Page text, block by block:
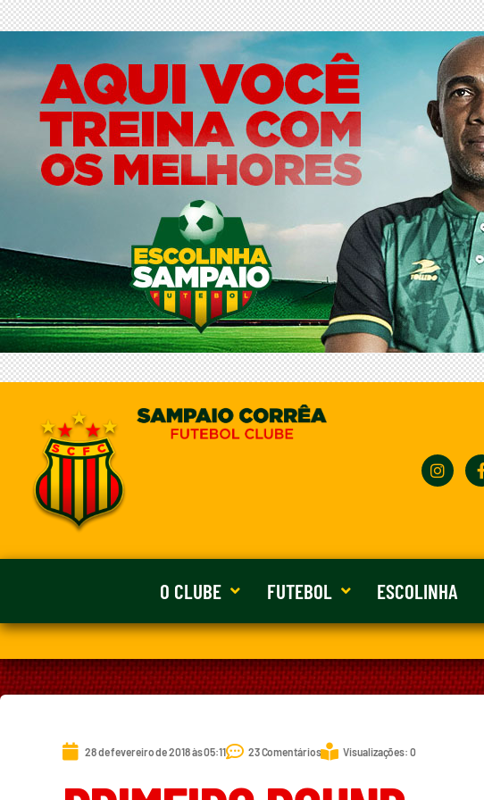
O CLUBE FUTEBOL ESCOLINHA
28 de fevereiro de 2018 às 05:11 23 Comentários Visualizações: 0